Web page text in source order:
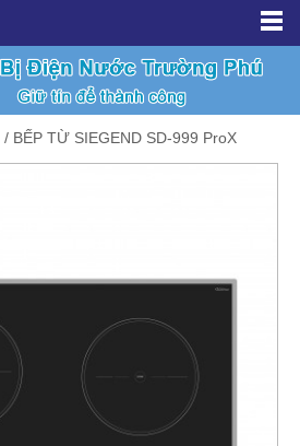
/ BẾP TỪ SIEGEND SD-999 ProX